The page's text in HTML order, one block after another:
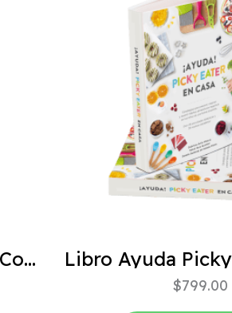
ABC de la Alimentación Complementaria 4ta edición
$799.00